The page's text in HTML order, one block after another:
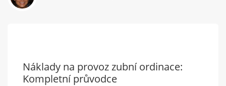
Náklady na provoz zubní ordinace:
Kompletní průvodce